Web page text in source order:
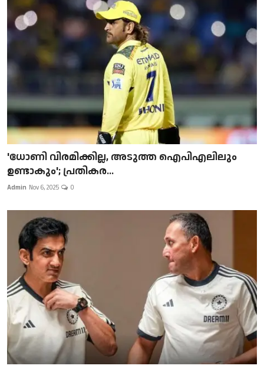
'ധോണി വിരമിക്കില്ല, അടുത്ത ഐപിഎലിലും
ഉണ്ടാകും'; പ്രതികര...
Admin Nov 6, 2025 0